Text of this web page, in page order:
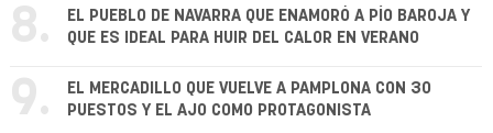
8.
EL PUEBLO DE NAVARRA QUE ENAMORÓ A PÍO BAROJA Y
QUE ES IDEAL PARA HUIR DEL CALOR EN VERANO
9.
EL MERCADILLO QUE VUELVE A PAMPLONA CON 30
PUESTOS Y EL AJO COMO PROTAGONISTA